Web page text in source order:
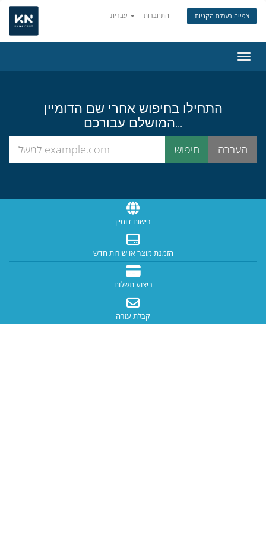
התחברות צפייה בעגלת הקניות
התחילו בחיפוש אחרי שם הדומיין
המושלם עבורכם...
רישום דומיין
הזמנת מוצר או שירות חדש
ביצוע תשלום
קבלת עזרה